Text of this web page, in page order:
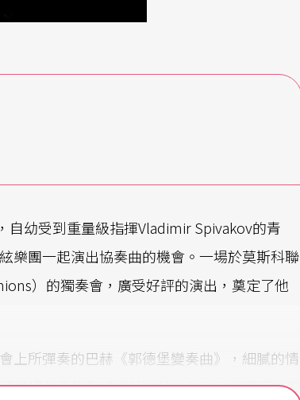
自幼受到重量級指揮Vladimir Spivakov的青
樂團一起演出協奏曲的機會。一場於莫斯科聯
）的獨奏會，廣受好評的演出，奠定了他
上所彈奏的巴赫《郭德堡變奏曲》，細膩的情
該場演奏錄製成唱片，於一九九六年發行。專